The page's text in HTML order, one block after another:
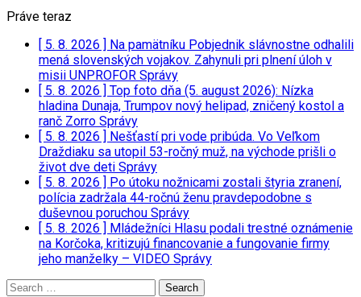
Práve teraz
[ 5. 8. 2026 ] Na pamätníku Pobjednik slávnostne odhalili
mená slovenských vojakov. Zahynuli pri plnení úloh v
misii UNPROFOR Správy
[ 5. 8. 2026 ] Top foto dňa (5. august 2026): Nízka
hladina Dunaja, Trumpov nový helipad, zničený kostol a
ranč Zorro Správy
[ 5. 8. 2026 ] Nešťastí pri vode pribúda. Vo Veľkom
Draždiaku sa utopil 53-ročný muž, na východe prišli o
život dve deti Správy
[ 5. 8. 2026 ] Po útoku nožnicami zostali štyria zranení,
polícia zadržala 44-ročnú ženu pravdepodobne s
duševnou poruchou Správy
[ 5. 8. 2026 ] Mládežníci Hlasu podali trestné oznámenie
na Korčoka, kritizujú financovanie a fungovanie firmy
jeho manželky – VIDEO Správy
Search